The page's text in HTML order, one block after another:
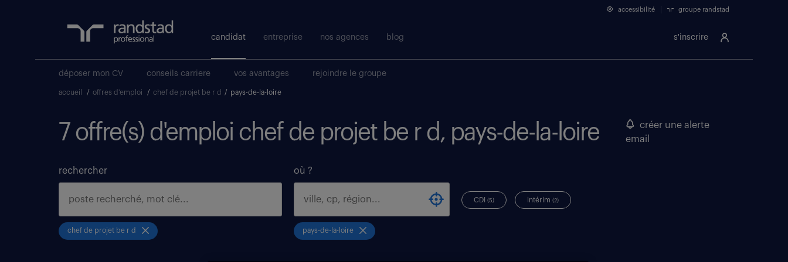
s'inscrire
accessibilité groupe randstad
candidat entreprise nos agences blog
déposer mon CV conseils carriere vos avantages rejoindre le groupe
accueil / offres d'emploi / chef de projet be r d / pays-de-la-loire
7 offre(s) d'emploi chef de projet be r d, pays-de-la-loire
créer une alerte
email
rechercher
chef de projet be r d
où ?
pays-de-la-loire
CDI(5) intérim(2)